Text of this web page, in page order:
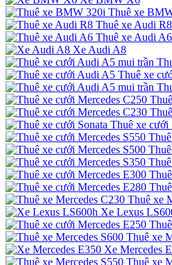
Thuê xe
Thuê xe Audi R8
Thuê xe Audi A6
Xe Audi A8
Thuê xe
Thuê xe cưới
Thuê xe
Xe Lexus
Thuê xe
Xe Mercedes
Thuê xe